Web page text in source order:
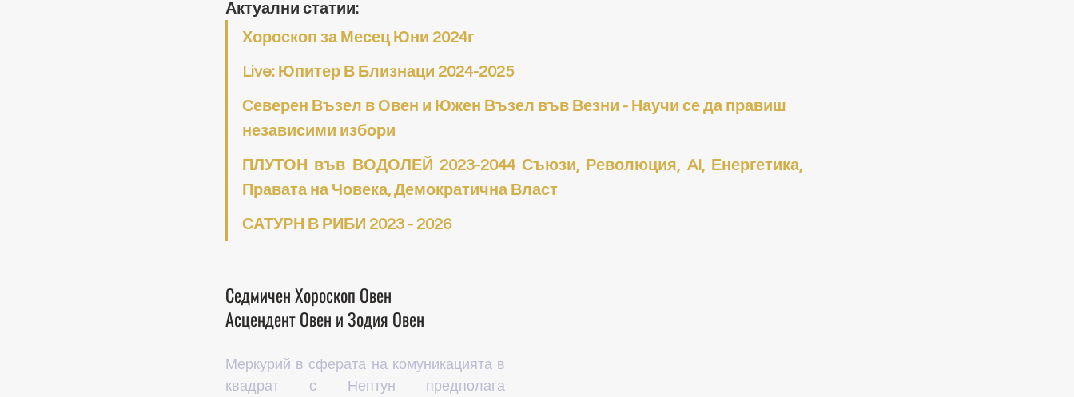
Актуални статии:
Хороскоп за Месец Юни 2024г
Live: Юпитер В Близнаци 2024-2025
Северен Възел в Овен и Южен Възел във Везни - Научи се да правиш
независими избори
ПЛУТОН във ВОДОЛЕЙ 2023-2044 Съюзи, Революция, AI, Енергетика,
Правата на Човека, Демократична Власт
САТУРН В РИБИ 2023 - 2026
Седмичен Хороскоп Овен
Асцендент Овен и Зодия Овен
Меркурий в сферата на комуникацията в
квадрат с Нептун предполага